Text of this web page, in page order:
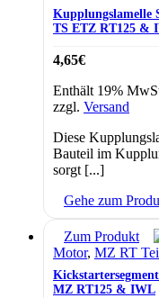
Kupplungslamelle
TS ETZ RT125 &
4,65€
Enthält 19%
zzgl. Versand
Diese
Bauteil im
sorgt [...]
Gehe zum
Zum Produkt
Motor, MZ RT
MZ RT125 & IWL